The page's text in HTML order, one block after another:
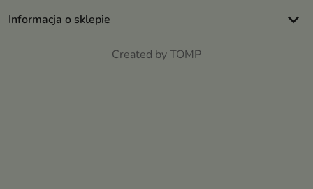
Informacja o sklepie keyboard_arrow_down
Created by TOMP